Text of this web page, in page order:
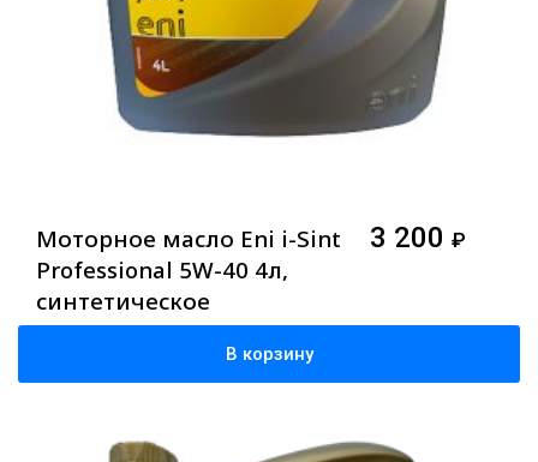
Моторное масло Eni i-Sint
Professional 5W-40 4л,
синтетическое
3 200 ₽
В корзину